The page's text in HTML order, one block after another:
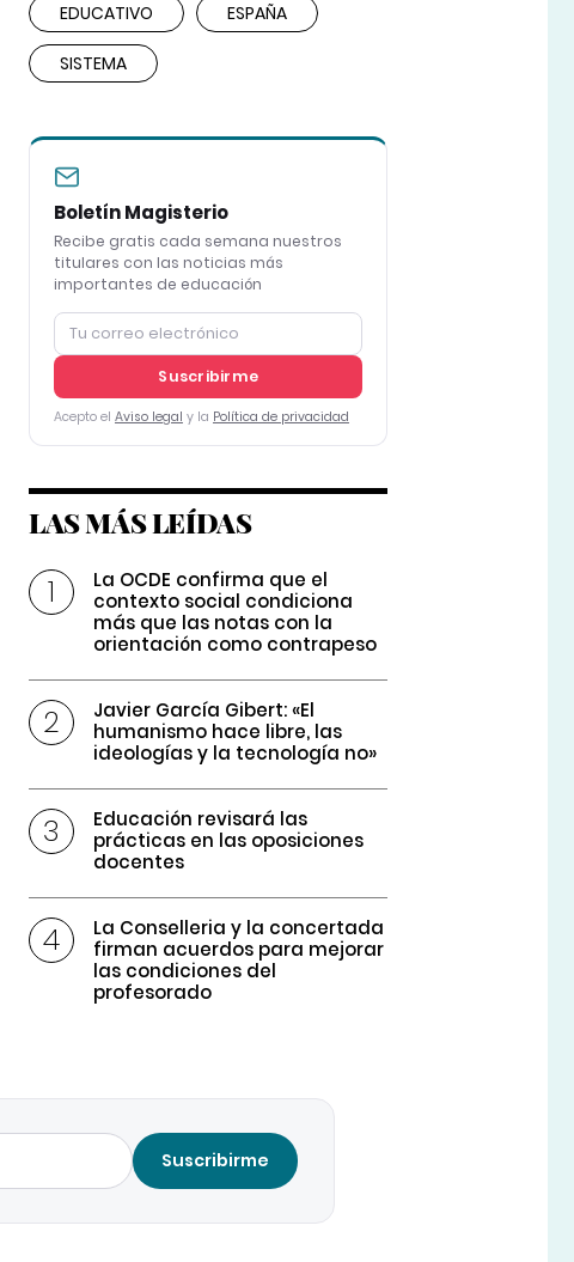
EDUCATIVO ESPAÑA
SISTEMA
Boletín Magisterio
Recibe gratis cada semana nuestros
titulares con las noticias más
importantes de educación
Suscribirme
Acepto el Aviso legal y la Política de privacidad
LAS MÁS LEÍDAS
La OCDE confirma que el
contexto social condiciona
más que las notas con la
orientación como contrapeso
Javier García Gibert: «El
humanismo hace libre, las
ideologías y la tecnología no»
Educación revisará las
prácticas en las oposiciones
docentes
La Conselleria y la concertada
firman acuerdos para mejorar
las condiciones del
profesorado
Suscribirme